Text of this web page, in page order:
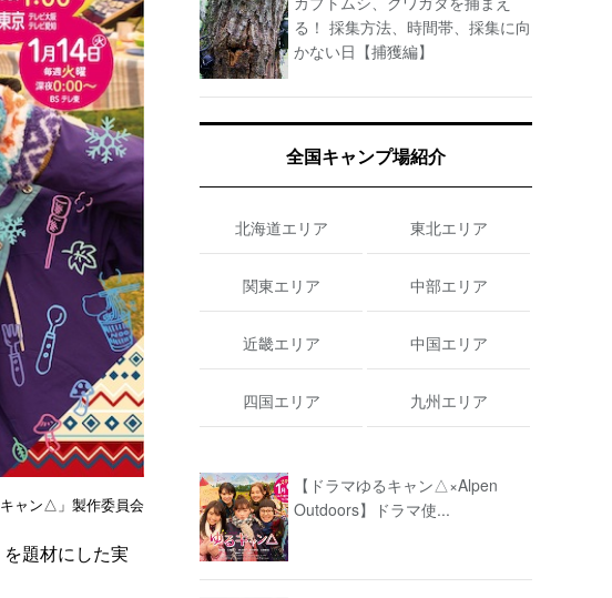
ャン△」製作委員会
題材にした実
る！ 採集方法、時間帯、採集に向
かない日【捕獲編】
全国キャンプ場紹介
北海道エリア 東北エリア
関東エリア 中部エリア
近畿エリア 中国エリア
四国エリア 九州エリア
【ドラマゆるキャン△×Alpen
Outdoors】ドラマ使...